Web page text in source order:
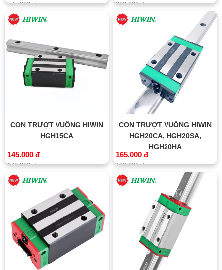
575.000 đ 900.000 đ
CON TRƯỢT VUÔNG HIWIN
HGH15CA
145.000 đ
170.000 đ
CON TRƯỢT VUÔNG HIWIN
HGH20CA, HGH20SA,
HGH20HA
165.000 đ
190.000 đ